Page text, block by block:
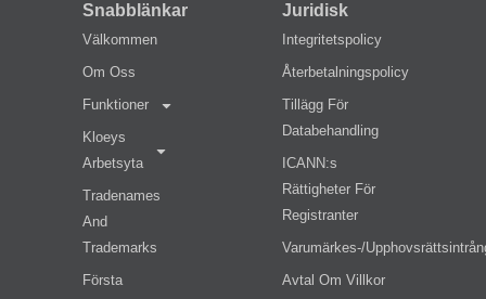
Snabblänkar
Välkommen
Om Oss
Funktioner
Kloeys
Arbetsyta
Tradenames
And
Trademarks
Första
Juridisk
Integritetspolicy
Återbetalningspolicy
Tillägg För
Databehandling
ICANN:s
Rättigheter För
Registranter
Varumärkes-/
Avtal Om Villkor